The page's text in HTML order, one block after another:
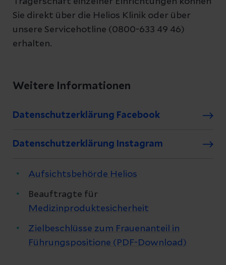
Sie direkt über die Helios Klinik oder über
unsere Servicehotline (0800-633 49 46)
erhalten.
Weitere Informationen
Datenschutzerklärung Facebook
Datenschutzerklärung Instagram
Aufsichtsbehörde Helios
Beauftragte für
Medizinproduktesicherheit
Zielbeschlüsse zum Frauenanteil in
Führungspositione (PDF-Download)